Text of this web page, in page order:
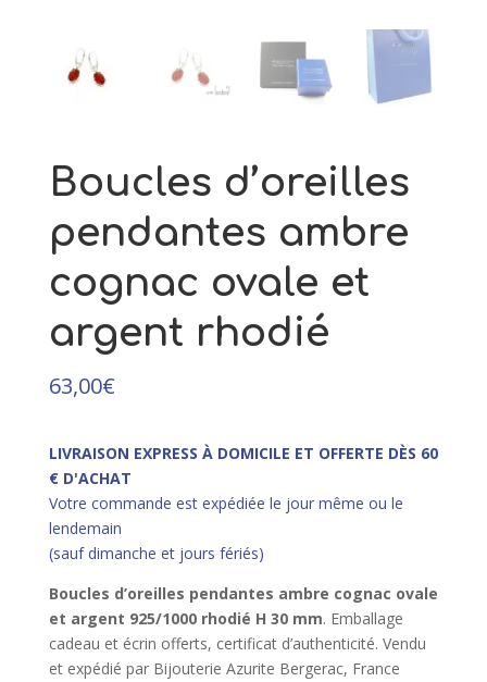
Boucles d’oreilles
pendantes ambre
cognac ovale et
argent rhodié
63,00€
LIVRAISON EXPRESS À DOMICILE ET OFFERTE DÈS 60
€ D'ACHAT
Votre commande est expédiée le jour même ou le
lendemain
(sauf dimanche et jours fériés)
Boucles d’oreilles pendantes ambre cognac ovale
et argent 925/1000 rhodié H 30 mm. Emballage
cadeau et écrin offerts, certificat d’authenticité. Vendu
et expédié par Bijouterie Azurite Bergerac, France